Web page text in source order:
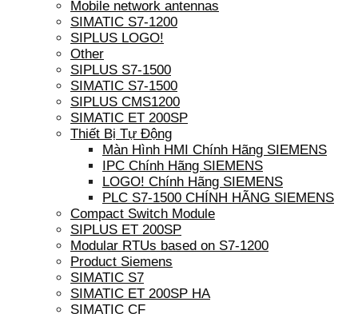
Mobile network antennas
SIMATIC S7-1200
SIPLUS LOGO!
Other
SIPLUS S7-1500
SIMATIC S7-1500
SIPLUS CMS1200
SIMATIC ET 200SP
Thiết Bị Tự Động
Màn Hình HMI Chính Hãng SIEMENS
IPC Chính Hãng SIEMENS
LOGO! Chính Hãng SIEMENS
PLC S7-1500 CHÍNH HÃNG SIEMENS
Compact Switch Module
SIPLUS ET 200SP
Modular RTUs based on S7-1200
Product Siemens
SIMATIC S7
SIMATIC ET 200SP HA
SIMATIC CF